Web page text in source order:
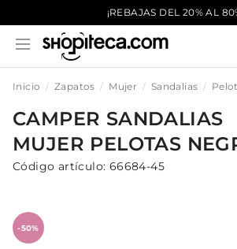
¡REBAJAS DEL 20% AL
Inicio Zapatos Mujer Sandalias
CAMPER SANDALIAS
MUJER PELOTAS
Código artículo: 66684-45
-50%